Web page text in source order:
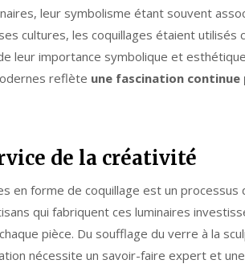
leur symbolisme étant souvent
cultures, les coquillages étaient utilisés
leur importance symbolique et
reflète une fascination
de la créativité
en forme de coquillage est un processus
qui fabriquent ces luminaires
pièce. Du soufflage du verre à la
nécessite un savoir-faire expert et